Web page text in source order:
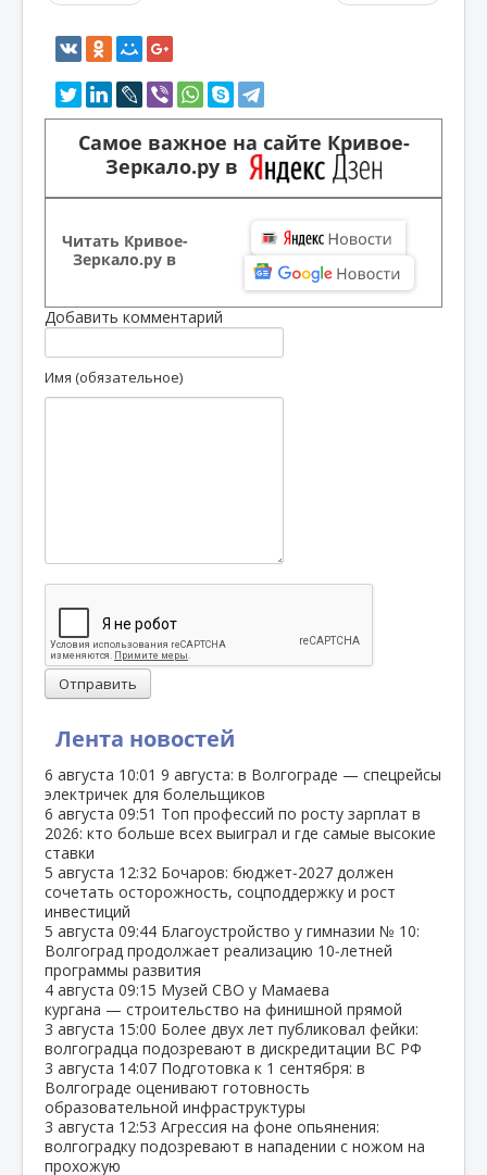
Лента новостей
6 августа 10:01 9 августа: в Волгограде — спецрейсы
электричек для болельщиков
6 августа 09:51 Топ профессий по росту зарплат в
2026: кто больше всех выиграл и где самые высокие
ставки
5 августа 12:32 Бочаров: бюджет‑2027 должен
сочетать осторожность, соцподдержку и рост
инвестиций
5 августа 09:44 Благоустройство у гимназии № 10:
Волгоград продолжает реализацию 10‑летней
программы развития
4 августа 09:15 Музей СВО у Мамаева
кургана — строительство на финишной прямой
3 августа 15:00 Более двух лет публиковал фейки:
волгоградца подозревают в дискредитации ВС РФ
3 августа 14:07 Подготовка к 1 сентября: в
Волгограде оценивают готовность
образовательной инфраструктуры
3 августа 12:53 Агрессия на фоне опьянения:
волгоградку подозревают в нападении с ножом на
прохожую
Самое важное на сайте Кривое-
Зеркало.ру в
Читать Кривое-
Зеркало.ру в
Добавить комментарий
Имя (обязательное)
Отправить